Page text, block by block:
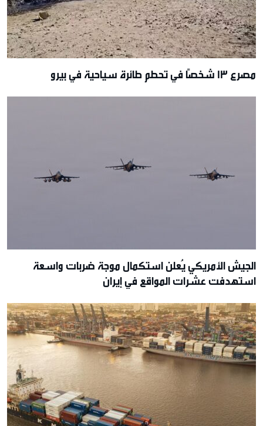
مصرع 13 شخصًا في تحطم طائرة سياحية في بيرو
الجيش الأمريكي يُعلن استكمال موجة ضربات واسعة
استهدفت عشرات المواقع في إيران